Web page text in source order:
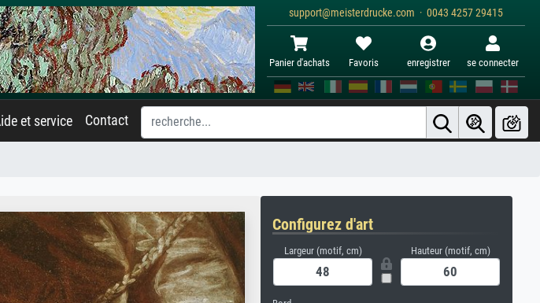
support@meisterdrucke.com · 0043 4257 29415
Panier d'achats Favoris enregistrer se connecter
et service Contact
Configurez d'art
Largeur (motif, cm) Hauteur (motif, cm)